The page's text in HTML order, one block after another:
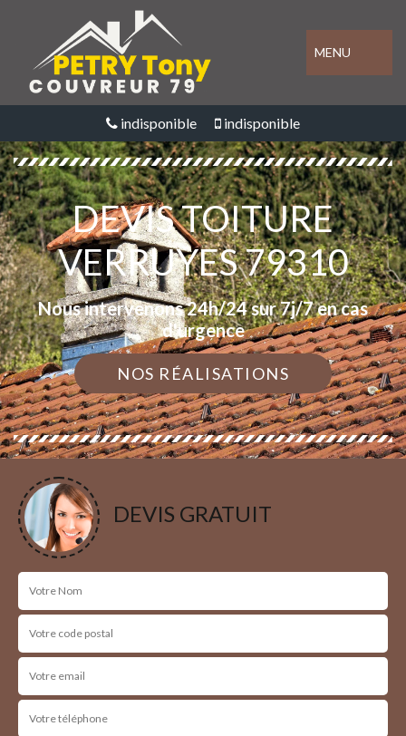
MENU
indisponible indisponible
DEVIS TOITURE
VERRUYES 79310
Nous intervenons 24h/24 sur 7j/7 en cas
d'urgence
NOS RÉALISATIONS
DEVIS GRATUIT